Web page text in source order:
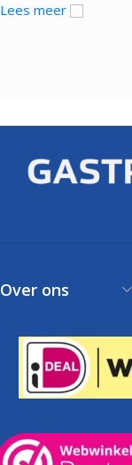
Lees meer
Over ons